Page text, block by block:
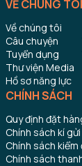
VỀ CHÚNG TÔI
Về chúng tôi
Câu chuyện
Tuyển dụng
Thư viện Media
Hồ sơ năng lực
CHÍNH SÁCH
Quy định đặt
Chính sách kí gửi
Chính sách kiểm
Chính sách